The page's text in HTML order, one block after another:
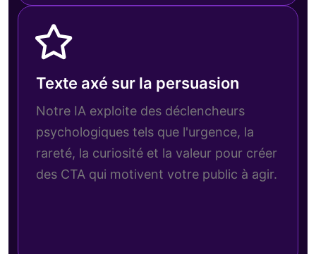
Texte axé sur la persuasion
Notre IA exploite des déclencheurs
psychologiques tels que l'urgence, la
rareté, la curiosité et la valeur pour créer
des CTA qui motivent votre public à agir.